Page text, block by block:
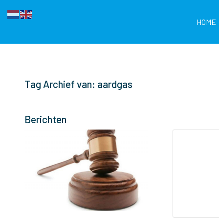
HOME
Tag Archief van: aardgas
Berichten